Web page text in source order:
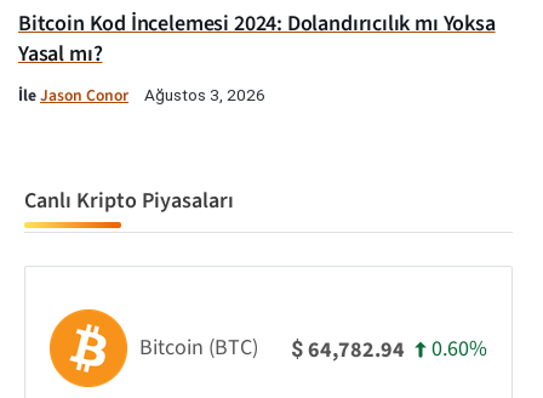
Bitcoin Kod İncelemesi 2024: Dolandırıcılık mı Yoksa
Yasal mı?
İleJason Conor Ağustos 3, 2026
Canlı Kripto Piyasaları
Bitcoin (BTC) $64,782.94 0.60%